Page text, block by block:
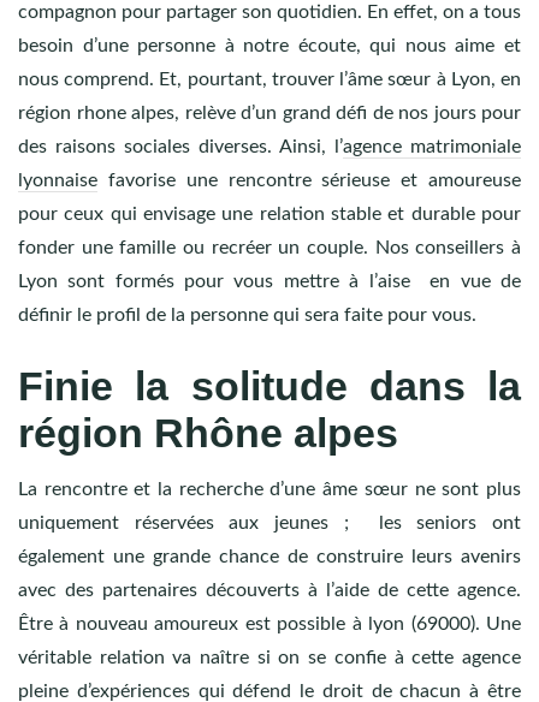
compagnon pour partager son quotidien. En effet, on a tous
besoin d’une personne à notre écoute, qui nous aime et
nous comprend. Et, pourtant, trouver l’âme sœur à Lyon, en
région rhone alpes, relève d’un grand défi de nos jours pour
des raisons sociales diverses. Ainsi, l’agence matrimoniale
lyonnaise favorise une rencontre sérieuse et amoureuse
pour ceux qui envisage une relation stable et durable pour
fonder une famille ou recréer un couple. Nos conseillers à
Lyon sont formés pour vous mettre à l’aise en vue de
définir le profil de la personne qui sera faite pour vous.
Finie la solitude dans la
région Rhône alpes
La rencontre et la recherche d’une âme sœur ne sont plus
uniquement réservées aux jeunes ; les seniors ont
également une grande chance de construire leurs avenirs
avec des partenaires découverts à l’aide de cette agence.
Être à nouveau amoureux est possible à lyon (69000). Une
véritable relation va naître si on se confie à cette agence
pleine d’expériences qui défend le droit de chacun à être